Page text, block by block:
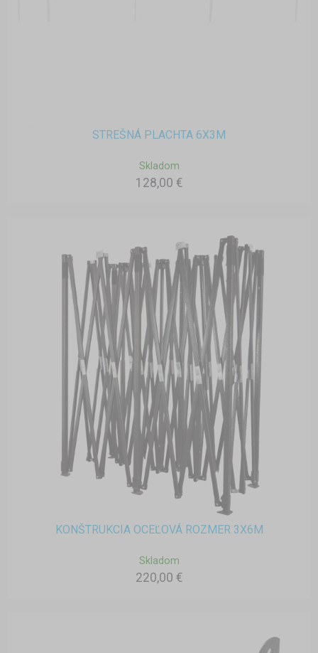
STREŠNÁ PLACHTA 6X3M
Skladom
128,00 €
KONŠTRUKCIA OCEĽOVÁ ROZMER 3X6M
Skladom
220,00 €